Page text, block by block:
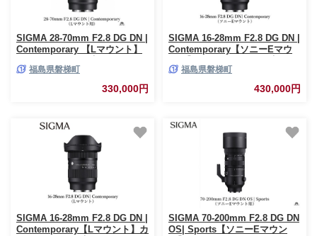
SIGMA 28-70mm F2.8 DG DN |
Contemporary 【Lマウント】
福島県磐梯町
330,000円
SIGMA 16-28mm F2.8 DG DN |
Contemporary【ソニーEマウ
福島県磐梯町
430,000円
SIGMA 16-28mm F2.8 DG DN |
Contemporary【Lマウント】カ
SIGMA 70-200mm F2.8 DG DN
OS| Sports【ソニーEマウン